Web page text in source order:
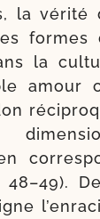
la véri­té
formes
la
amour
48–49).